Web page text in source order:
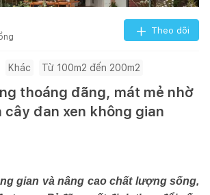
Theo dõi
Khác Từ 100m2 đến 200m2
thoáng đãng, mát mẻ nhờ
đan xen không gian
gian và nâng cao chất lượng sống,